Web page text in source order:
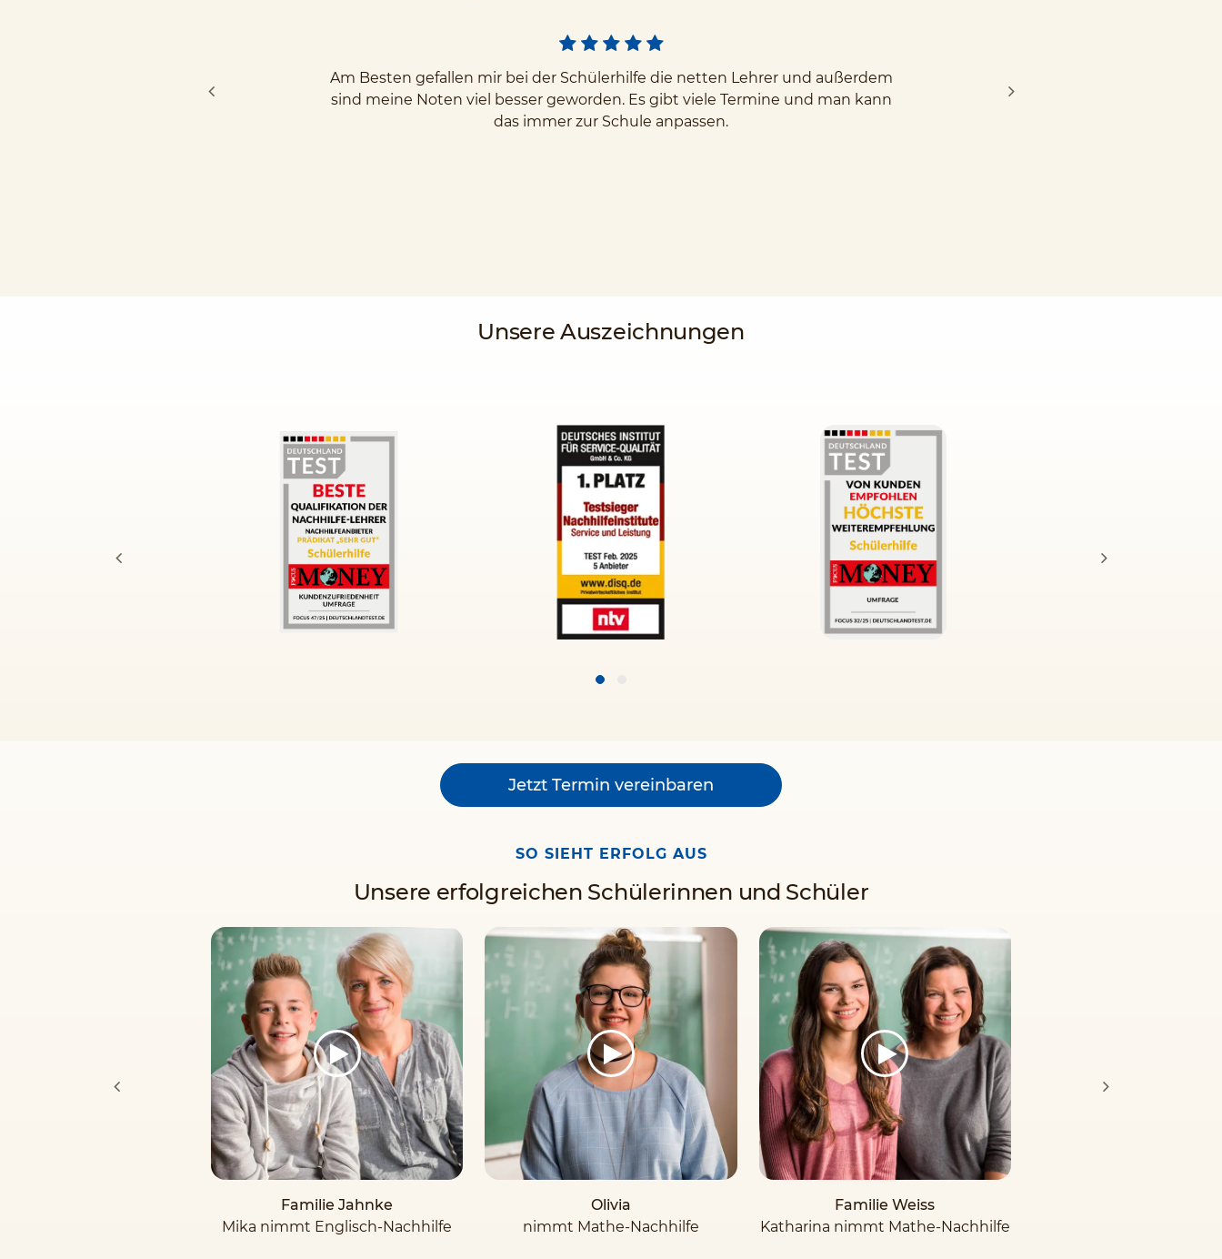
Am Besten gefallen mir bei der Schülerhilfe die netten Lehrer und außerdem
sind meine Noten viel besser geworden. Es gibt viele Termine und man kann
das immer zur Schule anpassen.
Unsere Auszeichnungen
Jetzt Termin vereinbaren
SO SIEHT ERFOLG AUS
Unsere erfolgreichen Schülerinnen und Schüler
Familie Jahnke
Mika nimmt Englisch-Nachhilfe
Olivia
nimmt Mathe-Nachhilfe
Familie Weiss
Katharina nimmt Mathe-Nachhilfe